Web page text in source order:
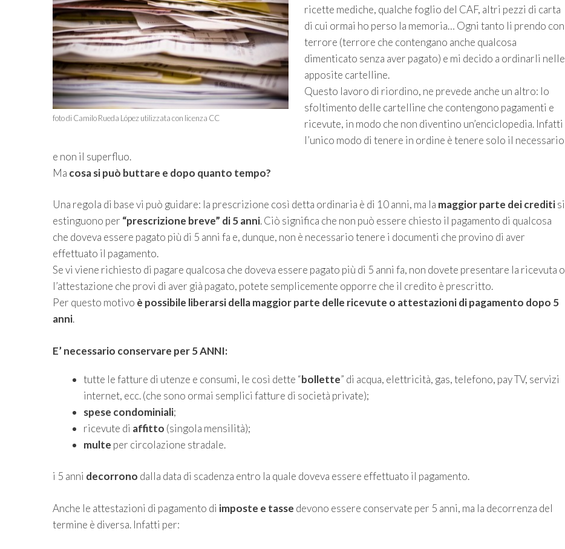
foto di Camilo Rueda López utilizzata con licenza CC
ricette mediche, qualche foglio del CAF, altri pezzi di carta
di cui ormai ho perso la memoria… Ogni tanto li prendo con
terrore (terrore che contengano anche qualcosa
dimenticato senza aver pagato) e mi decido a ordinarli nelle
apposite cartelline.
Questo lavoro di riordino, ne prevede anche un altro: lo
sfoltimento delle cartelline che contengono pagamenti e
ricevute, in modo che non diventino un’enciclopedia. Infatti
l’unico modo di tenere in ordine è tenere solo il necessario
e non il superfluo.
Ma cosa si può buttare e dopo quanto tempo?
Una regola di base vi può guidare: la prescrizione così detta ordinaria è di 10 anni, ma la maggior parte dei creditisi
estinguono per “prescrizione breve” di 5 anni. Ciò significa che non può essere chiesto il pagamento di qualcosa
che doveva essere pagato più di 5 anni fa e, dunque, non è necessario tenere i documenti che provino di aver
effettuato il pagamento.
Se vi viene richiesto di pagare qualcosa che doveva essere pagato più di 5 anni fa, non dovete presentare la ricevuta o
l’attestazione che provi di aver già pagato, potete semplicemente opporre che il credito è prescritto.
Per questo motivo è possibile liberarsi della maggior parte delle ricevute o attestazioni di pagamento dopo 5
anni.
E’ necessario conservare per 5 ANNI:
tutte le fatture di utenze e consumi, le così dette “bollette” di acqua, elettricità, gas, telefono, pay TV, servizi
internet, ecc. (che sono ormai semplici fatture di società private);
spese condominiali;
ricevute di affitto (singola mensilità);
multe per circolazione stradale.
i 5 anni decorrono dalla data di scadenza entro la quale doveva essere effettuato il pagamento.
Anche le attestazioni di pagamento di imposte e tasse devono essere conservate per 5 anni, ma la decorrenza del
termine è diversa. Infatti per: